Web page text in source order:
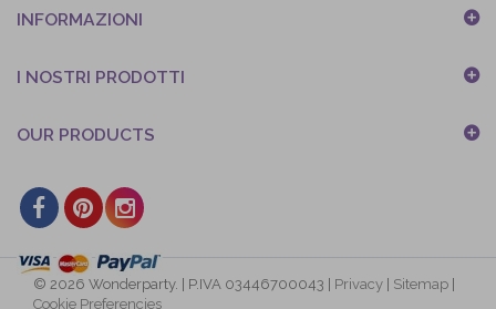
INFORMAZIONI
I NOSTRI PRODOTTI
OUR PRODUCTS
© 2026 Wonderparty. | P.IVA 03446700043 | Privacy Sitemap
Cookie Preferencies